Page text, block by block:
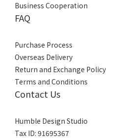
Business Cooperation
FAQ
Purchase Process
Overseas Delivery
Return and Exchange Policy
Terms and Conditions
Contact Us
Humble Design Studio
Tax ID: 91695367